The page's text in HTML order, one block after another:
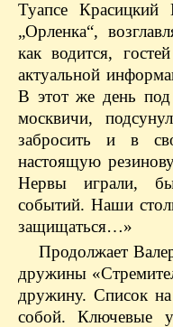
Туапсе
„Орленка“,
как водится,
актуальной
В этот же день под
москвичи,
забросить и в
настоящую
Нервы играли,
событий. Наши
защищаться…»
Продолжает
дружины
дружину. Список на
собой. Ключевые